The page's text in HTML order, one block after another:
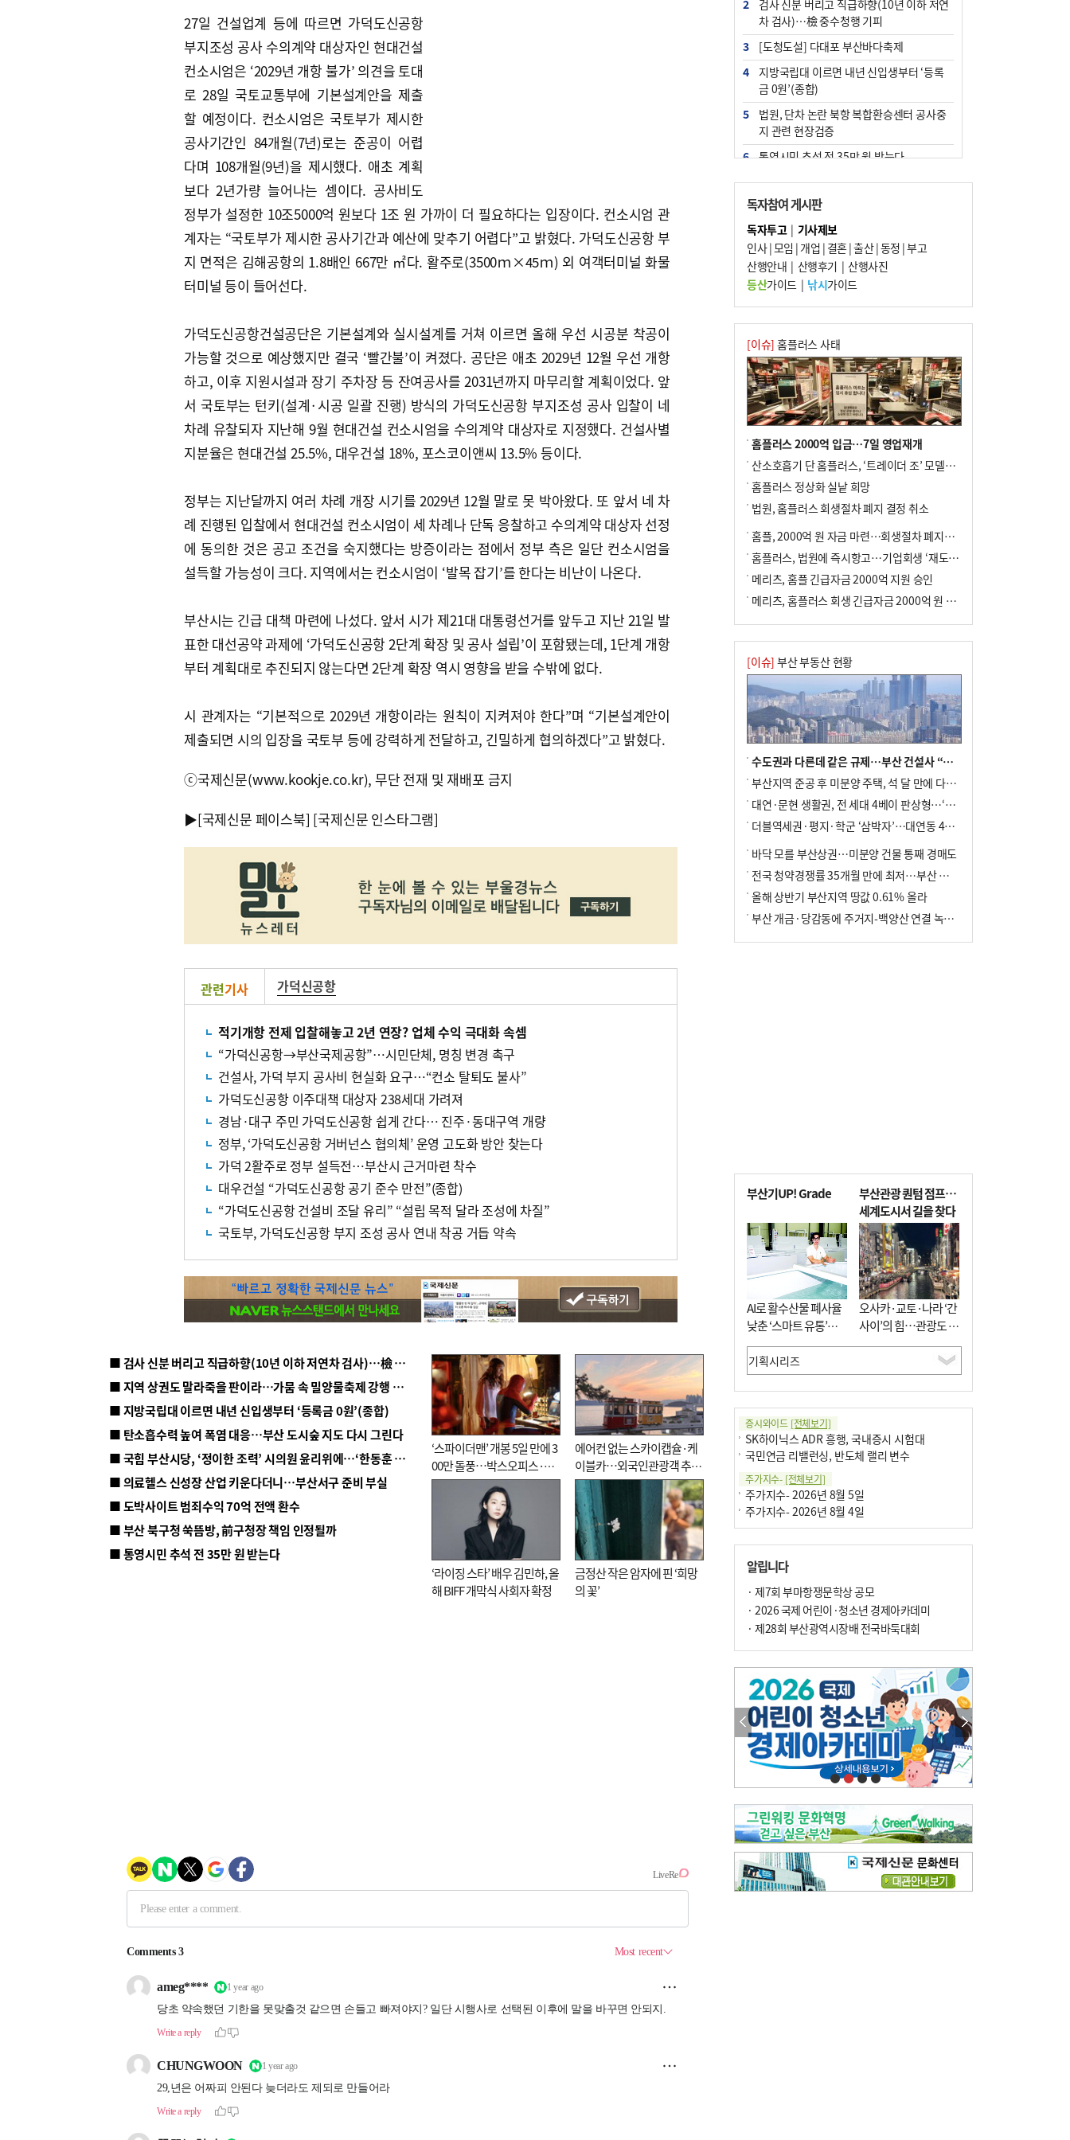
27일 건설업계 등에 따르면 가덕도신공항
부지조성 공사 수의계약 대상자인 현대건설
컨소시엄은 ‘2029년 개항 불가’ 의견을 토대
로 28일 국토교통부에 기본설계안을 제출
할 예정이다. 컨소시엄은 국토부가 제시한
공사기간인 84개월(7년)로는 준공이 어렵
다며 108개월(9년)을 제시했다. 애초 계획
보다 2년가량 늘어나는 셈이다. 공사비도
정부가 설정한 10조5000억 원보다 1조 원 가까이 더 필요하다는 입장이다. 컨소시엄 관
계자는 “국토부가 제시한 공사기간과 예산에 맞추기 어렵다”고 밝혔다. 가덕도신공항 부
지 면적은 김해공항의 1.8배인 667만 ㎡다. 활주로(3500ｍ×45ｍ) 외 여객터미널 화물
터미널 등이 들어선다.
가덕도신공항건설공단은 기본설계와 실시설계를 거쳐 이르면 올해 우선 시공분 착공이
가능할 것으로 예상했지만 결국 ‘빨간불’이 켜졌다. 공단은 애초 2029년 12월 우선 개항
하고, 이후 지원시설과 장기 주차장 등 잔여공사를 2031년까지 마무리할 계획이었다. 앞
서 국토부는 턴키(설계·시공 일괄 진행) 방식의 가덕도신공항 부지조성 공사 입찰이 네
차례 유찰되자 지난해 9월 현대건설 컨소시엄을 수의계약 대상자로 지정했다. 건설사별
지분율은 현대건설 25.5%, 대우건설 18%, 포스코이앤씨 13.5% 등이다.
정부는 지난달까지 여러 차례 개장 시기를 2029년 12월 말로 못 박아왔다. 또 앞서 네 차
례 진행된 입찰에서 현대건설 컨소시엄이 세 차례나 단독 응찰하고 수의계약 대상자 선정
에 동의한 것은 공고 조건을 숙지했다는 방증이라는 점에서 정부 측은 일단 컨소시엄을
설득할 가능성이 크다. 지역에서는 컨소시엄이 ‘발목 잡기’를 한다는 비난이 나온다.
부산시는 긴급 대책 마련에 나섰다. 앞서 시가 제21대 대통령선거를 앞두고 지난 21일 발
표한 대선공약 과제에 ‘가덕도신공항 2단계 확장 및 공사 설립’이 포함됐는데, 1단계 개항
부터 계획대로 추진되지 않는다면 2단계 확장 역시 영향을 받을 수밖에 없다.
시 관계자는 “기본적으로 2029년 개항이라는 원칙이 지켜져야 한다”며 “기본설계안이
제출되면 시의 입장을 국토부 등에 강력하게 전달하고, 긴밀하게 협의하겠다”고 밝혔다.
ⓒ국제신문(www.kookje.co.kr), 무단 전재 및 재배포 금지
▶[국제신문 페이스북] [국제신문 인스타그램]
관련기사 가덕신공항
적기개항 전제 입찰해놓고 2년 연장? 업체 수익 극대화 속셈
“가덕신공항→부산국제공항”…시민단체, 명칭 변경 촉구
건설사, 가덕 부지 공사비 현실화 요구…“컨소 탈퇴도 불사”
가덕도신공항 이주대책 대상자 238세대 가려져
경남·대구 주민 가덕도신공항 쉽게 간다… 진주·동대구역 개량
정부, ‘가덕도신공항 거버넌스 협의체’ 운영 고도화 방안 찾는다
가덕 2활주로 정부 설득전…부산시 근거마련 착수
대우건설 “가덕도신공항 공기 준수 만전”(종합)
“가덕도신공항 건설비 조달 유리” “설립 목적 달라 조성에 차질”
국토부, 가덕도신공항 부지 조성 공사 연내 착공 거듭 약속
■ 검사 신분 버리고 직급하향(10년 이하 저연차 검사)…檢 중수청행 기피
■ 지역 상권도 말라죽을 판이라…가뭄 속 밀양물축제 강행 논란
■ 지방국립대 이르면 내년 신입생부터 ‘등록금 0원’(종합)
■ 탄소흡수력 높여 폭염 대응…부산 도시숲 지도 다시 그린다
■ 국힘 부산시당, ‘정이한 조력’ 시의원 윤리위에…‘한동훈 지지’도 신고접수
■ 의료헬스 신성장 산업 키운다더니…부산서구 준비 부실
■ 도박사이트 범죄수익 70억 전액 환수
■ 부산 북구청 쑥뜸방, 前구청장 책임 인정될까
■ 통영시민 추석 전 35만 원 받는다
‘스파이더맨’ 개봉 5일 만에 3
00만 돌풍…박스오피스·예
매율 동시 1위
에어컨 없는 스카이캡슐·케
이블카…외국인관광객 추억
대신 고역 될라
‘라이징 스타’ 배우 김민하, 올
해 BIFF 개막식 사회자 확정
금정산 작은 암자에 핀 ‘희망
의 꽃’
2
검사 신분 버리고 직급하향(10년 이하 저연
차 검사)…檢 중수청행 기피
3
[도청도설] 다대포 부산바다축제
4
지방국립대 이르면 내년 신입생부터 ‘등록
금 0원’(종합)
5
법원, 단차 논란 북항 복합환승센터 공사중
지 관련 현장검증
6
통영시민 추석 전 35만 원 받는다
7
지역 상권도 말라죽을 판이라…가뭄 속 밀
양물축제 강행 논란
8
부산 철강공장 50대 노동자 추락사
9
국힘 부산시당, ‘정이한 조력’ 시의원 윤리
위에…‘한동훈 지지’도 신고접수
10 탄소흡수력 높여 폭염 대응…부산 도시숲
지도 다시 그린다
독자참여 게시판
독자투고| 기사제보
인사|모임 | 개업 | 결혼|출산|동정 |부고
산행안내 | 산행후기 | 산행사진
등산가이드| 낚시가이드
[이슈] 홈플러스 사태
홈플러스 2000억 입금…7일 영업재개
산소호흡기 단 홈플러스, ‘트레이더 조’ 모델로 살아날까
홈플러스 정상화 실낱 희망
법원, 홈플러스 회생절차 폐지 결정 취소
홈플, 2000억 원 자금 마련…회생절차 폐지에 즉시항고(종합)
홈플러스, 법원에 즉시항고…기업회생 ‘재도전’
메리츠, 홈플 긴급자금 2000억 지원 승인
메리츠, 홈플러스 회생 긴급자금 2000억 원 지원 승인
[이슈] 부산 부동산 현황
수도권과 다른데 같은 규제…부산 건설사 “쓰러지기 직전”
부산지역 준공 후 미분양 주택, 석 달 만에 다시 3000가구 넘어서
대연·문현 생활권, 전 세대 4베이 판상형…‘더샵 트리센트’ 내달 분양
더블역세권·평지·학군 ‘삼박자’…대연동 42층 브랜드 단지
바닥 모를 부산상권…미분양 건물 통째 경매도
전국 청약경쟁률 35개월 만에 최저…부산 미분양 ‘적체’ 심화
올해 상반기 부산지역 땅값 0.61% 올라
부산 개금·당감동에 주거지-백양산 연결 녹지 조성
부산기UP! Grade
AI로 활수산물 폐사율
낮춘 ‘스마트 유통’…
사막·산악지대 수출
도전
부산관광 퀀텀 점프…
세계도시서 길을 찾다
오사카·교토·나라 ‘간
사이’의 힘…관광도 뭉
쳐야 흥한다
증시와이드 [전체보기]
SK하이닉스 ADR 흥행, 국내증시 시험대
국민연금 리밸런싱, 반도체 랠리 변수
주가지수- [전체보기]
주가지수- 2026년 8월 5일
주가지수- 2026년 8월 4일
알립니다
· 제7회 부마항쟁문학상 공모
· 2026 국제 어린이·청소년 경제아카데미
· 제28회 부산광역시장배 전국바둑대회